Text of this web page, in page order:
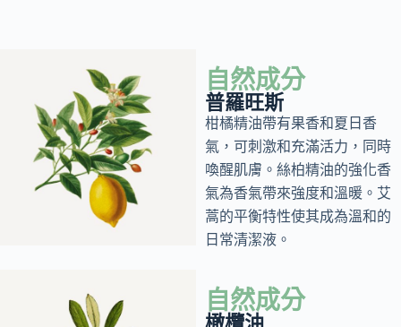
自然成分
普羅旺斯
柑橘精油帶有果香和夏日香
氣，可刺激和充滿活力，同時
喚醒肌膚。絲柏精油的強化香
氣為香氣帶來強度和溫暖。艾
蒿的平衡特性使其成為溫和的
日常清潔液。
自然成分